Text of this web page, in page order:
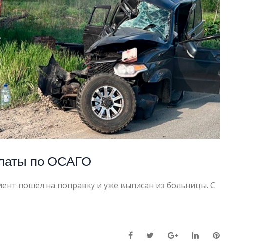
по ОСАГО
пошел на поправку и уже выписан из больницы. С
FacebookTwitter Google+LinkedIn